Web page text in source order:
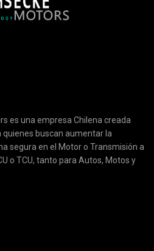
es una empresa Chilena creada
buscan aumentar la
segura en el Motor o Transmisión a
o TCU, tanto para Autos, Motos y